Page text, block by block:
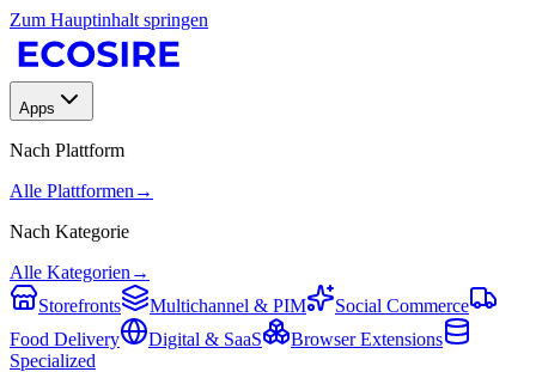
Zum Hauptinhalt springen
Apps
Nach Plattform
Alle Plattformen →
Nach Kategorie
Alle Kategorien →
Storefronts
Multichannel & PIM
Social Commerce
Food Delivery
Digital & SaaS
Browser Extensions
Specialized